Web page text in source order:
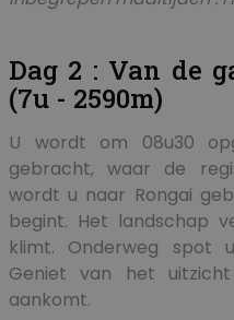
Dag 2 : Van de
(7u - 2590m)
U wordt om 08u30
gebracht, waar de
wordt u naar Rongai
begint. Het landschap
klimt. Onderweg spot
Geniet van het
aankomt.